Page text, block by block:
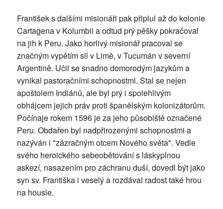
František s dalšími misionáři pak připlul až do kolonie
Cartagena v Kolumbii a odtud prý pěšky pokračoval
na jih k Peru. Jako horlivý misionář pracoval se
značným vypětím sil v Limě, v Tucumán v severní
Argentině. Učil se snadno domorodým jazykům a
vynikal pastoračními schopnostmi. Stal se nejen
apoštolem Indiánů, ale byl prý i spolehlivým
obhájcem jejich práv proti španělským kolonizátorům.
Počínaje rokem 1596 je za jeho působiště označené
Peru. Obdařen byl nadpřirozenými schopnostmi a
nazýván i "zázračným otcem Nového světa". Vedle
svého heroického sebeobětování s láskyplnou
askezí, nasazením pro záchranu duší, dovedl být jako
syn sv. Františka i veselý a rozdával radost také hrou
na housle.